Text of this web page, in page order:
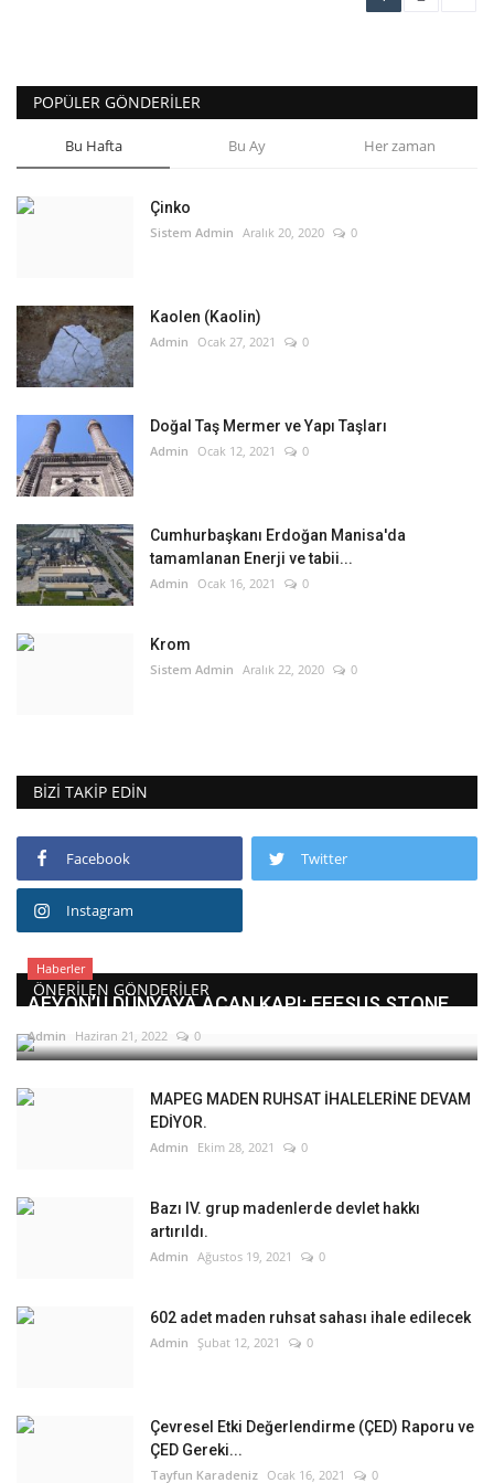
POPÜLER GÖNDERILER
Bu Hafta Bu Ay Her zaman
Çinko
Sistem Admin Aralık 20, 2020 0
Kaolen (Kaolin)
Admin Ocak 27, 2021 0
Doğal Taş Mermer ve Yapı Taşları
Admin Ocak 12, 2021 0
Cumhurbaşkanı Erdoğan Manisa'da
tamamlanan Enerji ve tabii...
Admin Ocak 16, 2021 0
Krom
Sistem Admin Aralık 22, 2020 0
BIZI TAKIP EDIN
Facebook Twitter
Instagram
ÖNERILEN GÖNDERILER
Haberler
AFYON’U DÜNYAYA AÇAN KAPI: EFESUS STONE
Admin Haziran 21, 2022 0
MAPEG MADEN RUHSAT İHALELERİNE DEVAM
EDİYOR.
Admin Ekim 28, 2021 0
Bazı IV. grup madenlerde devlet hakkı
artırıldı.
Admin Ağustos 19, 2021 0
602 adet maden ruhsat sahası ihale edilecek
Admin Şubat 12, 2021 0
Çevresel Etki Değerlendirme (ÇED) Raporu ve
ÇED Gereki...
Tayfun Karadeniz Ocak 16, 2021 0